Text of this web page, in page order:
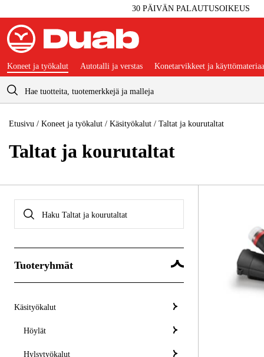
30 PÄIVÄN PALAUTUSOIKEUS
Koneet ja työkalut Autotalli ja verstas Konetarvikkeet ja
Etusivu / Koneet ja työkalut / Käsityökalut / Taltat ja kourutaltat
Taltat ja kourutaltat
Tuoteryhmät
Käsityökalut
Höylät
Hylsytyökalut